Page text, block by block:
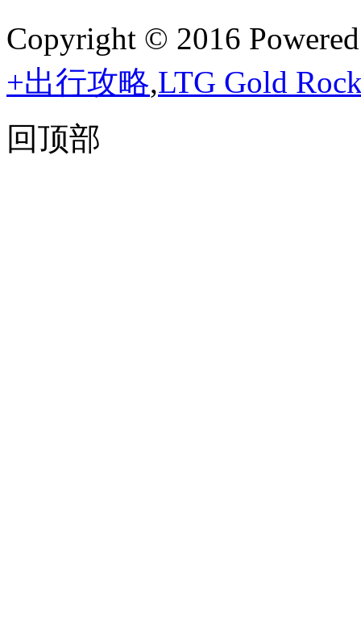
Copyright © 2016
+出行攻略,LTG Gold
回顶部